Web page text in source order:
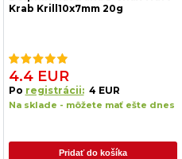
Krab Krill10x7mm 20g
4.4 EUR
Po registrácii: 4 EUR
Na sklade - môžete mať ešte dnes
Pridať do košíka